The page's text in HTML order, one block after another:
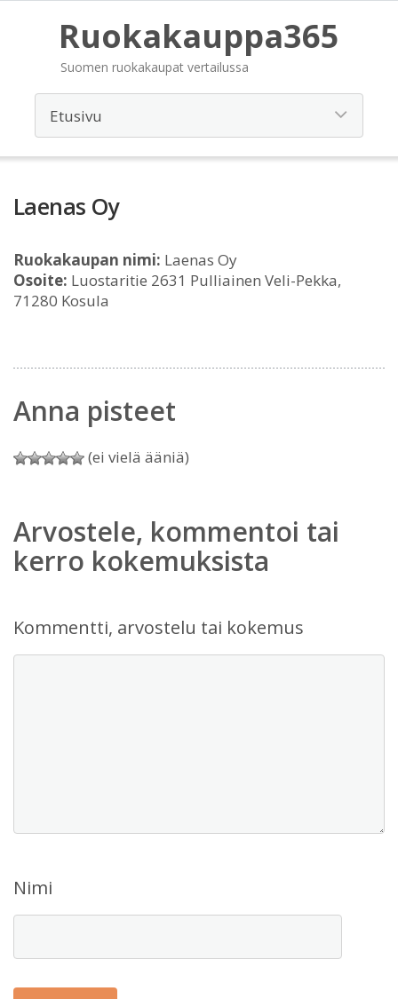
Ruokakauppa365
Suomen ruokakaupat vertailussa
Laenas Oy
Ruokakaupan nimi: Laenas Oy
Osoite: Luostaritie 2631 Pulliainen Veli-Pekka,
71280 Kosula
Anna pisteet
(ei vielä ääniä)
Arvostele, kommentoi tai
kerro kokemuksista
Kommentti, arvostelu tai kokemus
Nimi